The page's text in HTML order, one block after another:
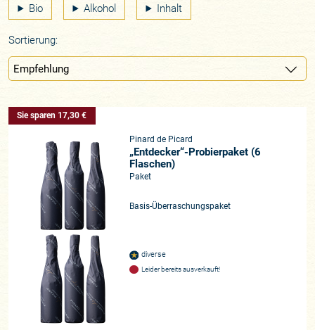
Bio Alkohol Inhalt
Sortierung:
Sie sparen 17,30 €
Pinard de Picard
„Entdecker“-Probierpaket (6
Flaschen)
Paket
Basis-Überraschungspaket
diverse
Leider bereits ausverkauft!